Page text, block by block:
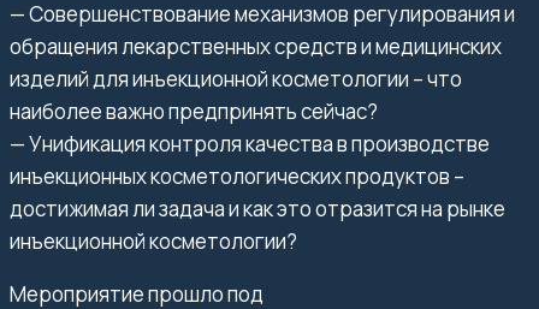
— Совершенствование механизмов регулирования и
обращения лекарственных средств и медицинских
изделий для инъекционной косметологии – что
наиболее важно предпринять сейчас?
— Унификация контроля качества в производстве
инъекционных косметологических продуктов –
достижимая ли задача и как это отразится на рынке
инъекционной косметологии?
Мероприятие прошло под